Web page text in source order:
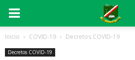
Inicio COVID-19 Decretos COVID-19
Decretos COVID-19